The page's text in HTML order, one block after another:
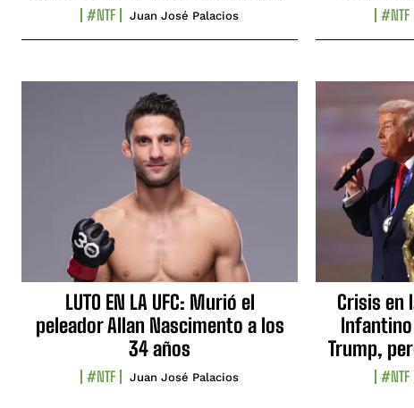
#NTF Juan José Palacios #NTF
LUTO EN LA UFC: Murió el
peleador Allan Nascimento a los
34 años
#NTF Juan José Palacios
Crisis en
Trump,
#NTF